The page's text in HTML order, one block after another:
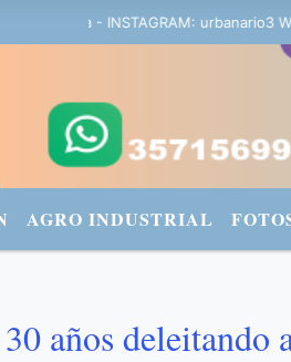
- INSTAGRAM: urbanario3
AGRO INDUSTRIAL
años deleitando